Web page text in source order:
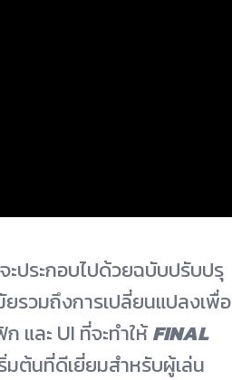
ะประกอบไปด้วยฉบับปรับปรุ
รวมถึงการเปลี่ยนแปลงเพื่อ
และ UI ที่จะทำให้FINAL
มต้นที่ดีเยี่ยมสำหรับผู้เล่น